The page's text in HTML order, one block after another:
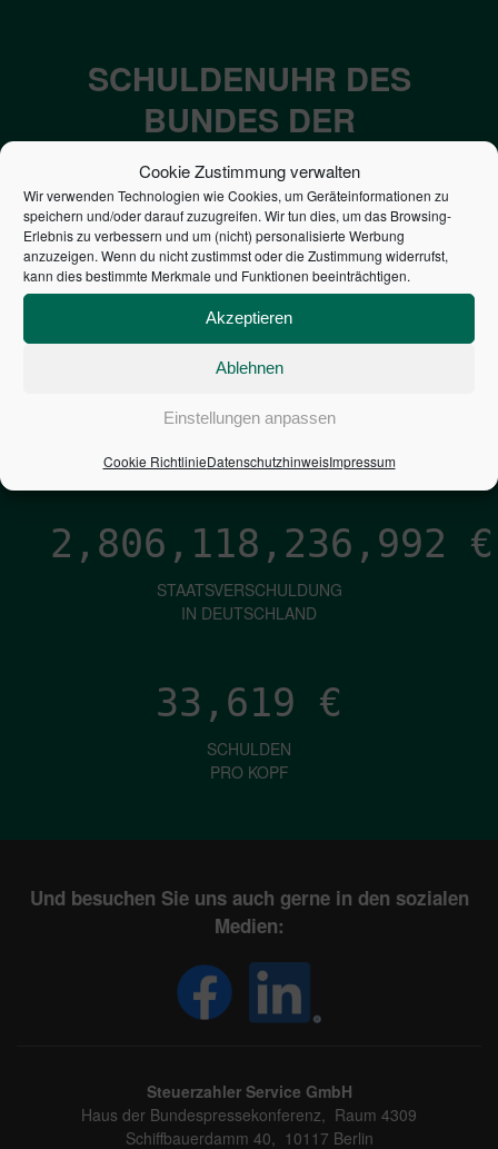
Cookie Zustimmung verwalten
Wir verwenden Technologien wie Cookies, um Geräteinformationen zu
speichern und/oder darauf zuzugreifen. Wir tun dies, um das Browsing-
Erlebnis zu verbessern und um (nicht) personalisierte Werbung
anzuzeigen. Wenn du nicht zustimmst oder die Zustimmung widerrufst,
kann dies bestimmte Merkmale und Funktionen beeinträchtigen.
Akzeptieren
Ablehnen
Einstellungen anpassen
Cookie RichtlinieDatenschutzhinweisImpressum
SCHULDENUHR DES
BUNDES DER
STEUERZAHLER
7,052€
NEUVERSCHULDUNG
PRO SEKUNDE
1,601
ZINSEN
PRO SEKUNDE
2,806,118,238,226 €
STAATSVERSCHULDUNG
IN DEUTSCHLAND
33,619 €
SCHULDEN
PRO KOPF
Und besuchen Sie uns auch gerne in den sozialen
Medien:
Steuerzahler Service GmbH
Haus der Bundespressekonferenz, Raum 4309
Schiffbauerdamm 40, 10117 Berlin